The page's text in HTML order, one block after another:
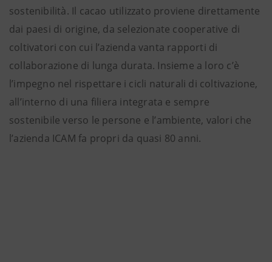
sostenibilità. Il cacao utilizzato proviene direttamente
dai paesi di origine, da selezionate cooperative di
coltivatori con cui l’azienda vanta rapporti di
collaborazione di lunga durata. Insieme a loro c’è
l’impegno nel rispettare i cicli naturali di coltivazione,
all’interno di una filiera integrata e sempre
sostenibile verso le persone e l’ambiente, valori che
l’azienda ICAM fa propri da quasi 80 anni.